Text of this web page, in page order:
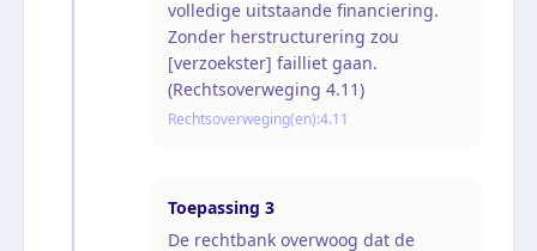
volledige uitstaande financiering.
Zonder herstructurering zou
[verzoekster] failliet gaan.
(Rechtsoverweging 4.11)
Rechtsoverweging(en):4.11
Toepassing 3
De rechtbank overwoog dat de